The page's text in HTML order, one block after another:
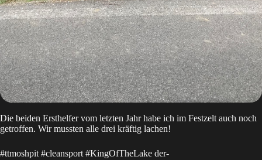
Die beiden Ersthelfer vom letzten Jahr habe ich im Festzelt auch noch
getroffen. Wir mussten alle drei kräftig lachen!
#ttmoshpit #cleansport #KingOfTheLake der-